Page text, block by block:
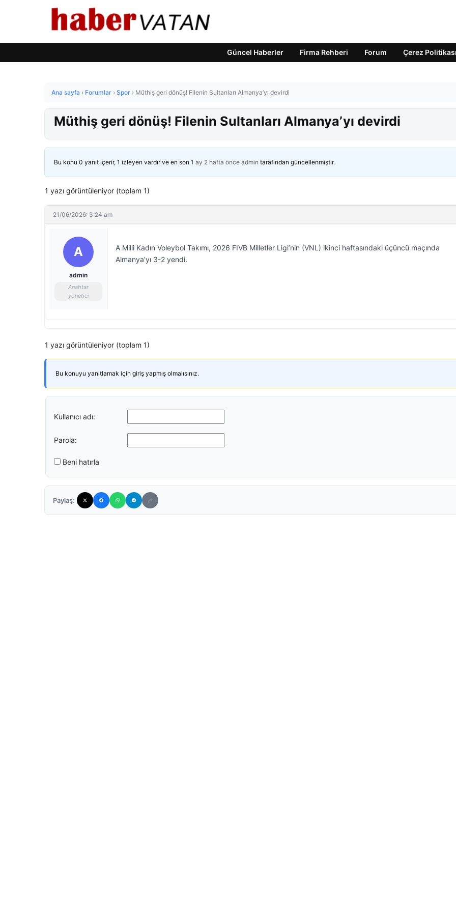
Güncel Haberler Firma Rehberi Forum Çerez Politikası
Ana sayfa › Forumlar › Spor › Müthiş geri dönüş! Filenin Sultanları Almanya’yı devirdi
Müthiş geri dönüş! Filenin Sultanları Almanya’yı devirdi
Bu konu 0 yanıt içerir, 1 izleyen vardır ve en son 1 ay 2 hafta önce admin tarafından güncellenmiştir.
1 yazı görüntüleniyor (toplam 1)
21/06/2026: 3:24 am
A
admin
Anahtar
yönetici
A Milli Kadın Voleybol Takımı, 2026 FIVB Milletler Ligi’nin (VNL) ikinci haftasındaki üçüncü maçında
Almanya’yı 3-2 yendi.
1 yazı görüntüleniyor (toplam 1)
Bu konuyu yanıtlamak için giriş yapmış olmalısınız.
Kullanıcı adı:
Parola:
Beni hatırla
Paylaş: